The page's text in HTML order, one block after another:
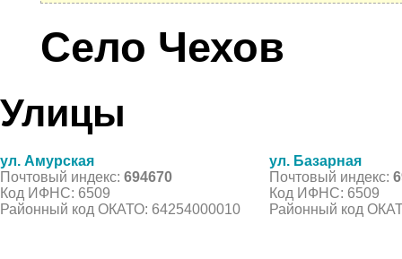
Село Чехов
Улицы
ул. Амурская
Почтовый индекс: 694670
Код ИФНС: 6509
Районный код ОКАТО: 64254000010
ул. Базарная
Почтовый индекс:
Код ИФНС: 6509
Районный код